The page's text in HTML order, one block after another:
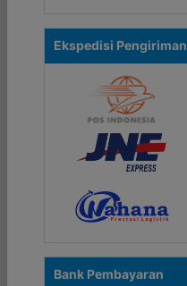
Ekspedisi Pengiriman
Bank Pembayaran